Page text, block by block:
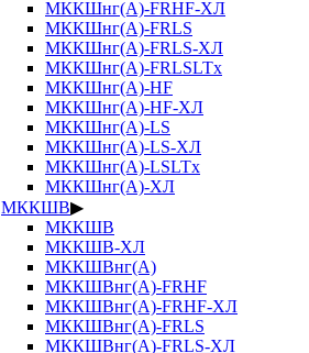
МККШнг(А)-FRHF-ХЛ
МККШнг(А)-FRLS
МККШнг(А)-FRLS-ХЛ
МККШнг(А)-FRLSLTx
МККШнг(А)-HF
МККШнг(А)-HF-ХЛ
МККШнг(А)-LS
МККШнг(А)-LS-ХЛ
МККШнг(А)-LSLTx
МККШнг(А)-ХЛ
МККШВ▶
МККШВ
МККШВ-ХЛ
МККШВнг(А)
МККШВнг(А)-FRHF
МККШВнг(А)-FRHF-ХЛ
МККШВнг(А)-FRLS
МККШВнг(А)-FRLS-ХЛ